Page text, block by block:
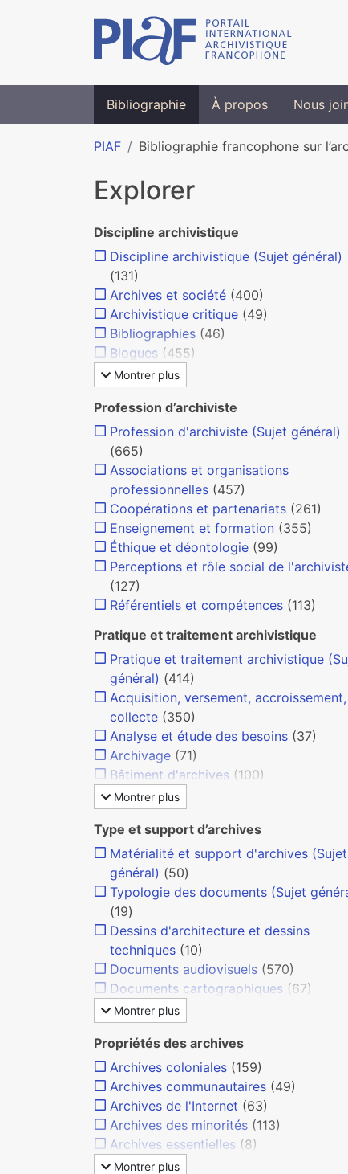
Bibliographie À propos Nous
PIAF Bibliographie francophone sur
Explorer
Discipline archivistique
Discipline archivistique (Sujet général)
(131)
Archives et société (400)
Archivistique critique (49)
Bibliographies (46)
Blogues (455)
Montrer plus
Profession d’archiviste
Profession d'archiviste (Sujet général)
(665)
Associations et organisations
professionnelles (457)
Coopérations et partenariats (261)
Enseignement et formation (355)
Éthique et déontologie (99)
Perceptions et rôle social de
(127)
Référentiels et compétences (113)
Pratique et traitement archivistique
Pratique et traitement archivistique
général) (414)
Acquisition, versement, accroissement,
collecte (350)
Analyse et étude des besoins (37)
Archivage (71)
Bâtiment d'archives (100)
Montrer plus
Type et support d’archives
Matérialité et support d'archives (Sujet
général) (50)
Typologie des documents (Sujet
(19)
Dessins d'architecture et dessins
techniques (10)
Documents audiovisuels (570)
Documents cartographiques (67)
Montrer plus
Propriétés des archives
Archives coloniales (159)
Archives communautaires (49)
Archives de l'Internet (63)
Archives des minorités (113)
Archives essentielles (8)
Montrer plus